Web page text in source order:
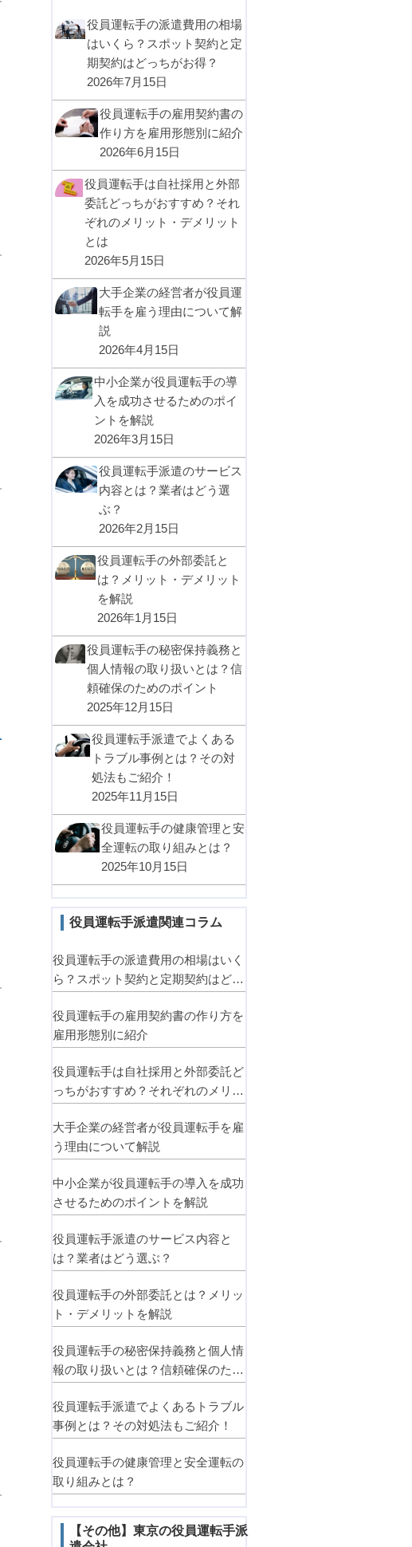
役員運転手の派遣費用の相場
はいくら？スポット契約と定
期契約はどっちがお得？
2026年7月15日
役員運転手の雇用契約書の
作り方を雇用形態別に紹介
2026年6月15日
役員運転手は自社採用と外部
委託どっちがおすすめ？それ
ぞれのメリット・デメリット
とは
2026年5月15日
大手企業の経営者が役員運
転手を雇う理由について解
説
2026年4月15日
中小企業が役員運転手の導
入を成功させるためのポイ
ントを解説
2026年3月15日
役員運転手派遣のサービス
内容とは？業者はどう選
ぶ？
2026年2月15日
役員運転手の外部委託と
は？メリット・デメリット
を解説
2026年1月15日
役員運転手の秘密保持義務と
個人情報の取り扱いとは？信
頼確保のためのポイント
2025年12月15日
役員運転手派遣でよくある
トラブル事例とは？その対
処法もご紹介！
2025年11月15日
役員運転手の健康管理と安
全運転の取り組みとは？
2025年10月15日
役員運転手派遣関連コラム
役員運転手の派遣費用の相場はいく
ら？スポット契約と定期契約はどっ
役員運転手の雇用契約書の作り方を
雇用形態別に紹介
役員運転手は自社採用と外部委託ど
っちがおすすめ？それぞれのメリッ
大手企業の経営者が役員運転手を雇
う理由について解説
中小企業が役員運転手の導入を成功
させるためのポイントを解説
役員運転手派遣のサービス内容と
は？業者はどう選ぶ？
役員運転手の外部委託とは？メリッ
ト・デメリットを解説
役員運転手の秘密保持義務と個人情
報の取り扱いとは？信頼確保のため
役員運転手派遣でよくあるトラブル
事例とは？その対処法もご紹介！
役員運転手の健康管理と安全運転の
取り組みとは？
【その他】東京の役員運転手派